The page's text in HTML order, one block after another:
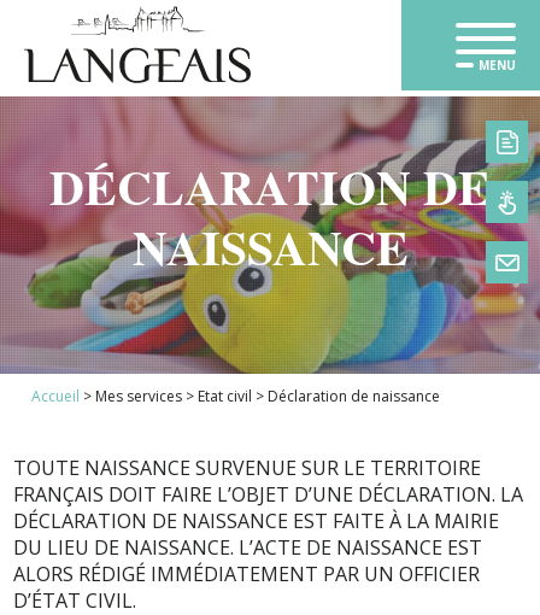
MENU
DÉCLARATION DE
NAISSANCE
Accueil > Mes services > Etat civil > Déclaration de naissance
TOUTE NAISSANCE SURVENUE SUR LE TERRITOIRE
FRANÇAIS DOIT FAIRE L’OBJET D’UNE DÉCLARATION. LA
DÉCLARATION DE NAISSANCE EST FAITE À LA MAIRIE
DU LIEU DE NAISSANCE. L’ACTE DE NAISSANCE EST
ALORS RÉDIGÉ IMMÉDIATEMENT PAR UN OFFICIER
D’ÉTAT CIVIL.